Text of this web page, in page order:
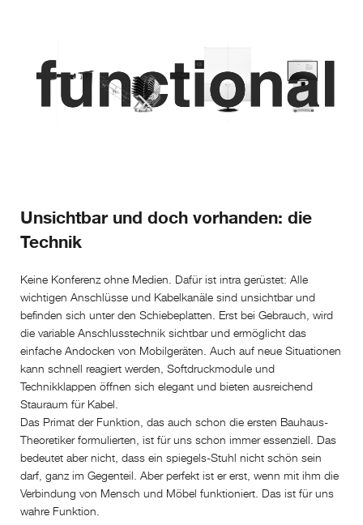
Unsichtbar und doch vorhanden: die
Technik
Keine Konferenz ohne Medien. Dafür ist intra gerüstet: Alle
wichtigen Anschlüsse und Kabelkanäle sind unsichtbar und
befinden sich unter den Schiebeplatten. Erst bei Gebrauch, wird
die variable Anschlusstechnik sichtbar und ermöglicht das
einfache Andocken von Mobilgeräten. Auch auf neue Situationen
kann schnell reagiert werden, Softdruckmodule und
Technikklappen öffnen sich elegant und bieten ausreichend
Stauraum für Kabel.
Das Primat der Funktion, das auch schon die ersten Bauhaus-
Theoretiker formulierten, ist für uns schon immer essenziell. Das
bedeutet aber nicht, dass ein spiegels-Stuhl nicht schön sein
darf, ganz im Gegenteil. Aber perfekt ist er erst, wenn mit ihm die
Verbindung von Mensch und Möbel funktioniert. Das ist für uns
wahre Funktion.